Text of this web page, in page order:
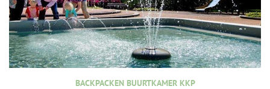
BACKPACKEN BUURTKAMER KKP